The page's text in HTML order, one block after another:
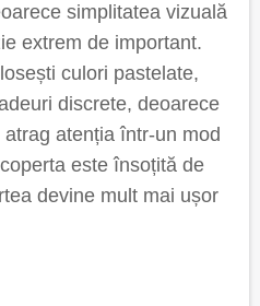
simplitatea vizuală
extrem de important.
culori pastelate,
discrete, deoarece
atenția într-un mod
este însoțită de
devine mult mai ușor